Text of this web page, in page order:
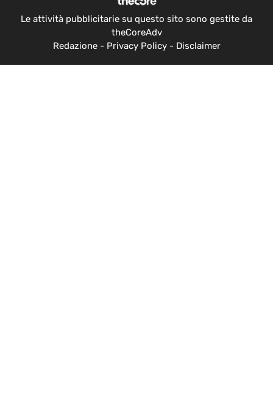
Le attività pubblicitarie su questo sito sono gestite da
theCoreAdv
Redazione- Privacy Policy- Disclaimer